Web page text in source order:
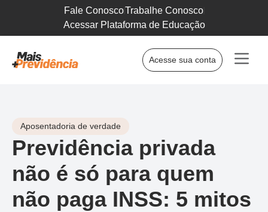
Fale ConoscoTrabalhe Conosco
Acessar Plataforma de Educação
Acesse sua conta
Aposentadoria de verdade
Previdência privada
não é só para quem
não paga INSS: 5 mitos